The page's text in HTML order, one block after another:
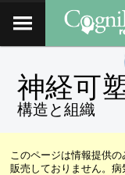
神経可
構造と組織
このページは情報提供
販売しておりません。